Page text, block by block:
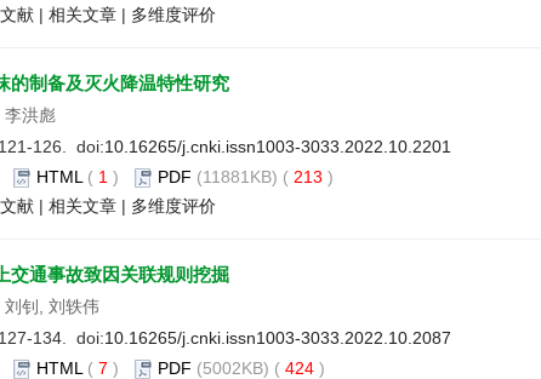
献 | 相关文章 | 多维度评价
的制备及灭火降温特性研究
李洪彪
126. doi:10.16265/j.cnki.issn1003-3033.2022.10.2201
HTML ( 1 ) PDF (11881KB) ( 213 )
献 | 相关文章 | 多维度评价
交通事故致因关联规则挖掘
钊, 刘轶伟
134. doi:10.16265/j.cnki.issn1003-3033.2022.10.2087
HTML ( 7 ) PDF (5002KB) ( 424 )